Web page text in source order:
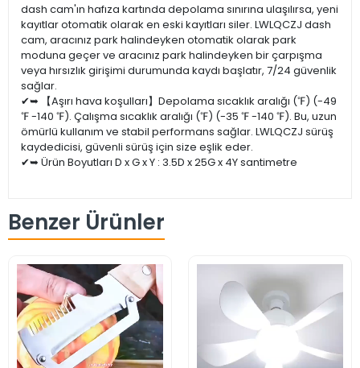
dash cam'ın hafıza kartında depolama sınırına ulaşılırsa, yeni
kayıtlar otomatik olarak en eski kayıtları siler. LWLQCZJ dash
cam, aracınız park halindeyken otomatik olarak park
moduna geçer ve aracınız park halindeyken bir çarpışma
veya hırsızlık girişimi durumunda kaydı başlatır, 7/24 güvenlik
sağlar.
✔➥ 【Aşırı hava koşulları】Depolama sıcaklık aralığı (℉) (-49
℉ -140 ℉). Çalışma sıcaklık aralığı (℉) (-35 ℉ -140 ℉). Bu, uzun
ömürlü kullanım ve stabil performans sağlar. LWLQCZJ sürüş
kaydedicisi, güvenli sürüş için size eşlik eder.
✔➥ Ürün Boyutları D x G x Y : 3.5D x 25G x 4Y santimetre
Benzer Ürünler